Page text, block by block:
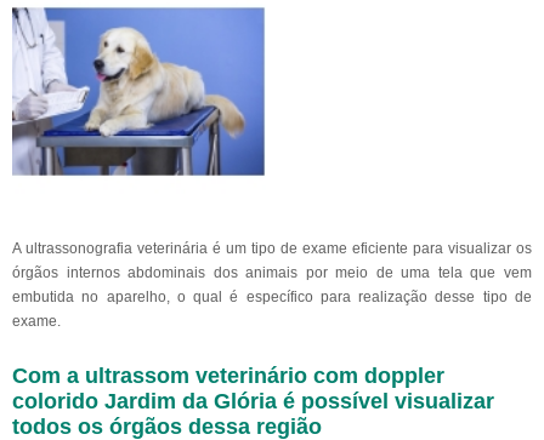
A ultrassonografia veterinária é um tipo de exame eficiente para visualizar os
órgãos internos abdominais dos animais por meio de uma tela que vem
embutida no aparelho, o qual é específico para realização desse tipo de
exame.
Com a ultrassom veterinário com doppler
colorido Jardim da Glória é possível visualizar
todos os órgãos dessa região